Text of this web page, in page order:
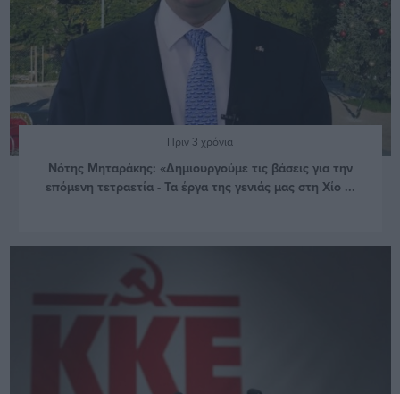
Πριν 3 χρόνια
Νότης Μηταράκης: «Δημιουργούμε τις βάσεις για την
επόμενη τετραετία - Τα έργα της γενιάς μας στη Χίο ...